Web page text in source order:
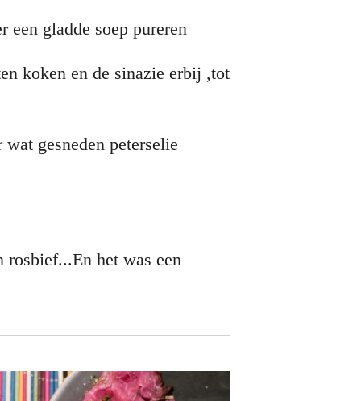
een gladde soep pureren
koken en de sinazie erbij ,tot
gesneden peterselie
het was een